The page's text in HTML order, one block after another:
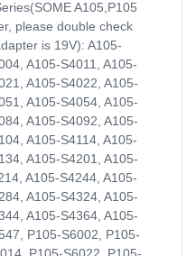
A105,P105
please double check
is 19V): A105-
A105-S4011, A105-
A105-S4022, A105-
A105-S4054, A105-
A105-S4092, A105-
A105-S4114, A105-
A105-S4201, A105-
A105-S4244, A105-
A105-S4324, A105-
A105-S4364, A105-
P105-S6002, P105-